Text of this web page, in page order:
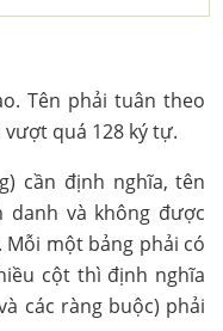
Tên phải tuân theo
quá 128 ký tự.
cần định nghĩa, tên
và không được
một bảng phải có
cột thì định nghĩa
các ràng buộc) phải